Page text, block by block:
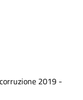
2019 -